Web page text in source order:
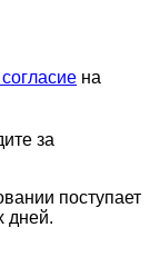
на
за
поступает
дней.